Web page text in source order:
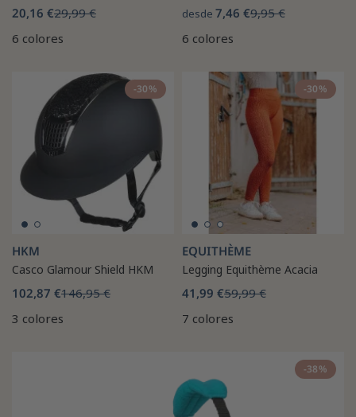
20,16 €29,99 €
6 colores
desde 7,46 €9,95 €
6 colores
-30%
HKM
Casco Glamour Shield HKM
102,87 €146,95 €
3 colores
-30%
EQUITHÈME
Legging Equithème Acacia
41,99 €59,99 €
7 colores
-38%